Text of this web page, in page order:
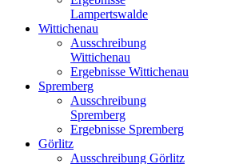
Lampertswalde
Wittichenau
Ausschreibung
Wittichenau
Ergebnisse Wittichenau
Spremberg
Ausschreibung
Spremberg
Ergebnisse Spremberg
Görlitz
Ausschreibung Görlitz